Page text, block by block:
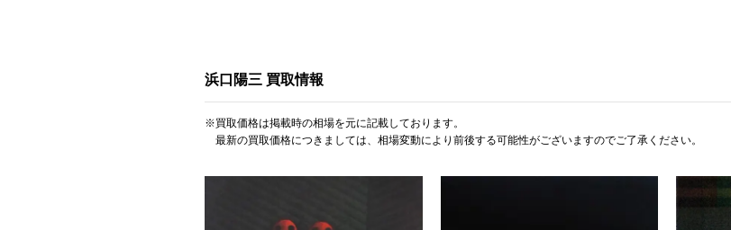
浜口陽三 買取情報
※買取価格は掲載時の相場を元に記載しております。
最新の買取価格につきましては、相場変動により前後する可能性がございますのでご了承ください。